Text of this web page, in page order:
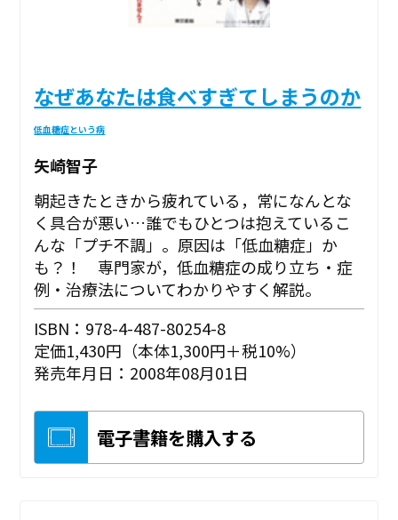
なぜあなたは食べすぎてしまうのか
低血糖症という病
矢崎智子
朝起きたときから疲れている，常になんとな
く具合が悪い…誰でもひとつは抱えているこ
んな「プチ不調」。原因は「低血糖症」か
も？！ 専門家が，低血糖症の成り立ち・症
例・治療法についてわかりやすく解説。
ISBN：978-4-487-80254-8
定価1,430円（本体1,300円＋税10%）
発売年月日：2008年08月01日
電子書籍を購入する